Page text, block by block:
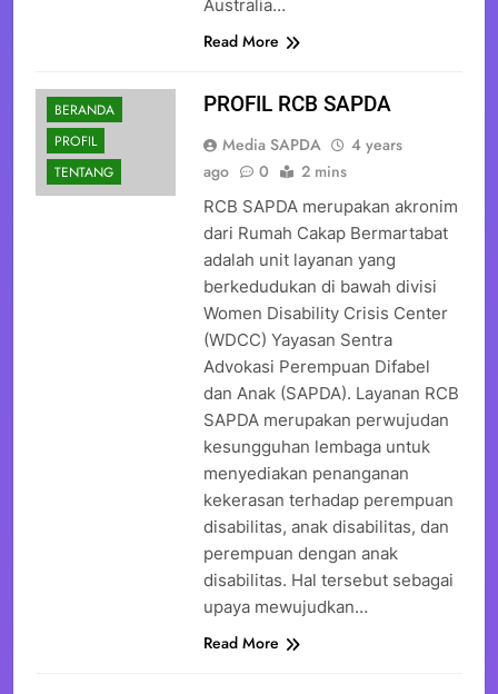
Australia…
Read More
BERANDA
PROFIL
TENTANG
PROFIL RCB SAPDA
Media SAPDA
4 years
ago
0 2 mins
RCB SAPDA merupakan akronim
dari Rumah Cakap Bermartabat
adalah unit layanan yang
berkedudukan di bawah divisi
Women Disability Crisis Center
(WDCC) Yayasan Sentra
Advokasi Perempuan Difabel
dan Anak (SAPDA). Layanan RCB
SAPDA merupakan perwujudan
kesungguhan lembaga untuk
menyediakan penanganan
kekerasan terhadap perempuan
disabilitas, anak disabilitas, dan
perempuan dengan anak
disabilitas. Hal tersebut sebagai
upaya mewujudkan…
Read More